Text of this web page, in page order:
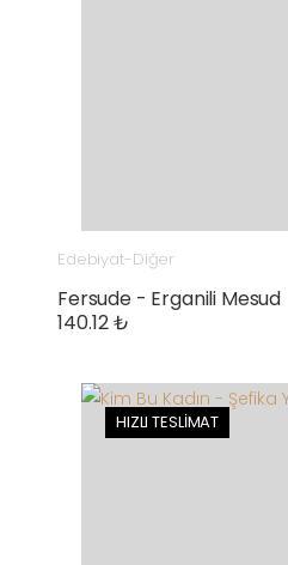
Edebiyat-Diğer
Fersude - Erganili Mesud
140.12 ₺
HIZLI TESLİMAT